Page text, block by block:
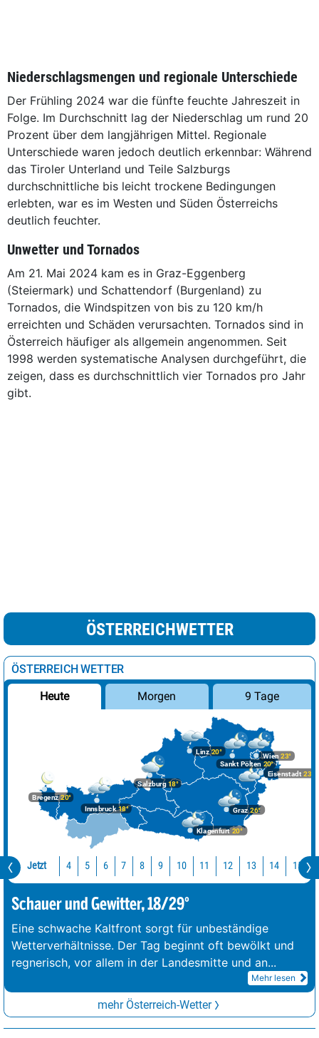
Niederschlagsmengen und regionale Unterschiede
Der Frühling 2024 war die fünfte feuchte Jahreszeit in
Folge. Im Durchschnitt lag der Niederschlag um rund 20
Prozent über dem langjährigen Mittel. Regionale
Unterschiede waren jedoch deutlich erkennbar: Während
das Tiroler Unterland und Teile Salzburgs
durchschnittliche bis leicht trockene Bedingungen
erlebten, war es im Westen und Süden Österreichs
deutlich feuchter.
Unwetter und Tornados
Am 21. Mai 2024 kam es in Graz-Eggenberg
(Steiermark) und Schattendorf (Burgenland) zu
Tornados, die Windspitzen von bis zu 120 km/h
erreichten und Schäden verursachten. Tornados sind in
Österreich häufiger als allgemein angenommen. Seit
1998 werden systematische Analysen durchgeführt, die
zeigen, dass es durchschnittlich vier Tornados pro Jahr
gibt.
ÖSTERREICHWETTER
ÖSTERREICH WETTER
Heute Morgen 9 Tage
Bregenz20°
Graz26°
Innsbruck18°
Klagenfurt 20°
Linz20°
Salzburg18°
Wien 23°
Eisenstadt 23°
Sankt Pölten 20°
Jetzt 4 5 6 7 8 9 10 11 12 13 14 15
Schauer und Gewitter, 18/29°
Eine schwache Kaltfront sorgt für unbeständige
Wetterverhältnisse. Der Tag beginnt oft bewölkt und
regnerisch, vor allem in der Landesmitte und an...
Mehr lesen
mehr Österreich-Wetter